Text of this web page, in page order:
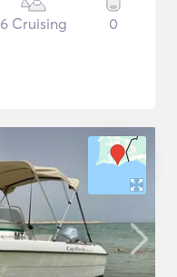
6 Cruising 0